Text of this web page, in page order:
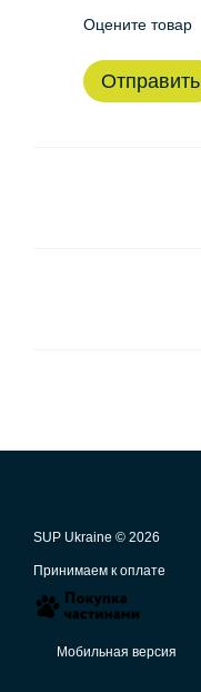
Оцените товар
Отправить
SUP Ukraine © 2026
Принимаем к оплате
Мобильная версия